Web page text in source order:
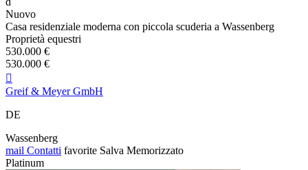
Nuovo
Casa residenziale moderna con piccola scuderia a Wassenberg
Proprietà equestri
530.000 €
530.000 €

Greif & Meyer GmbH
DE
Wassenberg
mail Contatti favorite Salva Memorizzato
Platinum